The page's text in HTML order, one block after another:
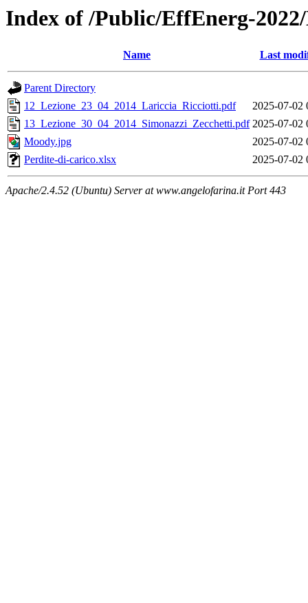
Index of /Public/EffEnerg-
Name Last
Parent Directory
12_Lezione_23_04_2014_Lariccia_Ricciotti.pdf
2025-07-02
13_Lezione_30_04_2014_Simonazzi_Zecchetti.pdf 2025-07-02
Moody.jpg
2025-07-02
Perdite-di-carico.xlsx
2025-07-02
Apache/2.4.52 (Ubuntu) Server at www.angelofarina.it Port 443